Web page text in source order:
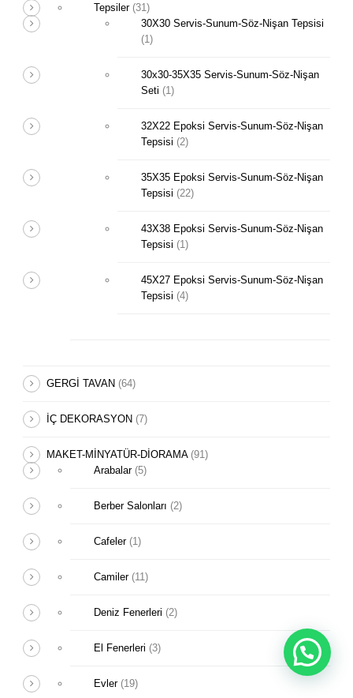
Tepsiler (31)
30X30 Servis-Sunum-Söz-Nişan Tepsisi
(1)
30x30-35X35 Servis-Sunum-Söz-Nişan
Seti (1)
32X22 Epoksi Servis-Sunum-Söz-Nişan
Tepsisi (2)
35X35 Epoksi Servis-Sunum-Söz-Nişan
Tepsisi (22)
43X38 Epoksi Servis-Sunum-Söz-Nişan
Tepsisi (1)
45X27 Epoksi Servis-Sunum-Söz-Nişan
Tepsisi (4)
GERGİ TAVAN (64)
İÇ DEKORASYON (7)
MAKET-MİNYATÜR-DİORAMA (91)
Arabalar (5)
Berber Salonları (2)
Cafeler (1)
Camiler (11)
Deniz Fenerleri (2)
El Fenerleri (3)
Evler (19)